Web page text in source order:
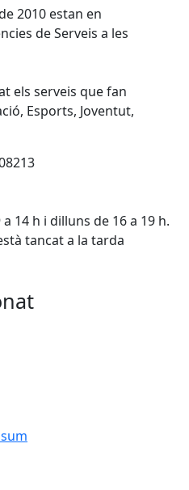
2010 estan en
de Serveis a les
els serveis que fan
Esports, Joventut,
14 h i dilluns de 16 a 19 h.
tancat a la tarda